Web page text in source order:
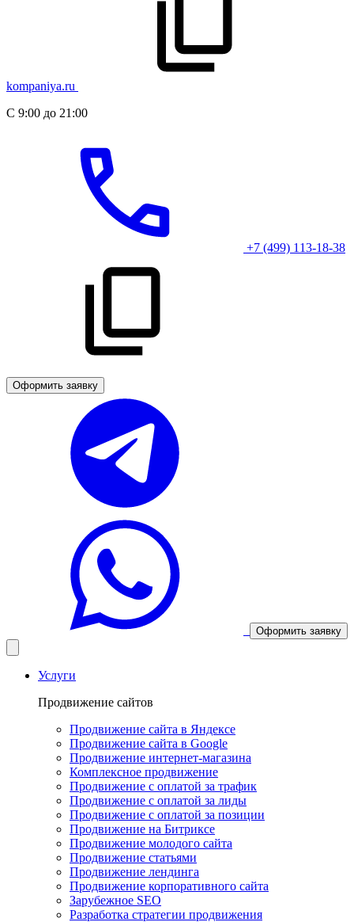
kompaniya.ru
С 9:00 до 21:00
+7 (499) 113-18-38
Оформить заявку
Оформить заявку
Услуги
Продвижение сайтов
Продвижение сайта в Яндексе
Продвижение сайта в Google
Продвижение интернет-магазина
Комплексное продвижение
Продвижение с оплатой за трафик
Продвижение с оплатой за лиды
Продвижение с оплатой за позиции
Продвижение на Битриксе
Продвижение молодого сайта
Продвижение статьями
Продвижение лендинга
Продвижение корпоративного сайта
Зарубежное SEO
Разработка стратегии продвижения